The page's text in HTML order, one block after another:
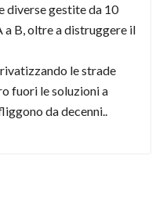
diverse gestite da 10
a B, oltre a distruggere il
le strade
fuori le soluzioni a
da decenni..